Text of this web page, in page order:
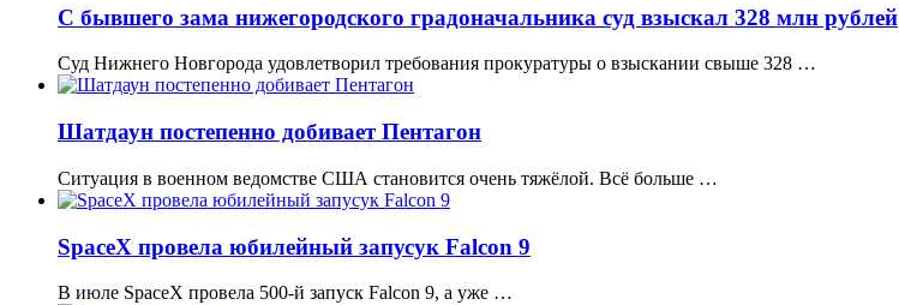
С бывшего зама нижегородского градоначальника суд взыскал 328 млн рублей
Суд Нижнего Новгорода удовлетворил требования прокуратуры о взыскании свыше 328 …
Шатдаун постепенно добивает Пентагон
Ситуация в военном ведомстве США становится очень тяжёлой. Всё больше …
SpaceX провела юбилейный запусук Falcon 9
В июле SpaceX провела 500-й запуск Falcon 9, а уже …